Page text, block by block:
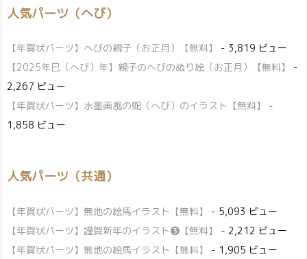
人気パーツ（へび）
【年賀状パーツ】へびの親子（お正月）【無料】
- 3,819 ビュー
【2025年巳（へび）年】親子のへびのぬり絵（お正月）【無料】
-
2,267 ビュー
【年賀状パーツ】水墨画風の蛇（へび）のイラスト【無料】
-
1,858 ビュー
人気パーツ（共通）
【年賀状パーツ】無地の絵馬イラスト【無料】
- 5,093 ビュー
【年賀状パーツ】謹賀新年のイラスト❸【無料】
- 2,212 ビュー
【年賀状パーツ】無地の絵馬イラスト【無料】
- 1,905 ビュー